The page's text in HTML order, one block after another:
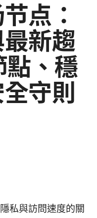
点：
新趨
點、穩
守則
私與訪問速度的關